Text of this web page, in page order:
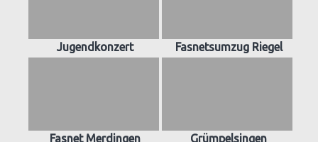
Jugendkonzert Fasnetsumzug Riegel
Fasnet Merdingen Grümpelsingen